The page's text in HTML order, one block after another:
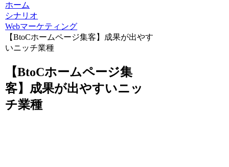
ホーム
シナリオ
Webマーケティング
【BtoCホームページ集客】成果が出やす
いニッチ業種
【BtoCホームページ集
客】成果が出やすいニッ
チ業種